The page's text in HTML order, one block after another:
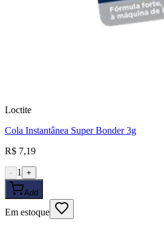
Loctite
Cola Instantânea Super Bonder 3g
R$ 7,19
- 1 +
Add
Em estoque